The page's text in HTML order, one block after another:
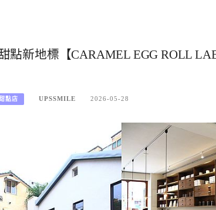
點新地標【CARAMEL EGG ROLL
點店 UPSSMILE 2026-05-28